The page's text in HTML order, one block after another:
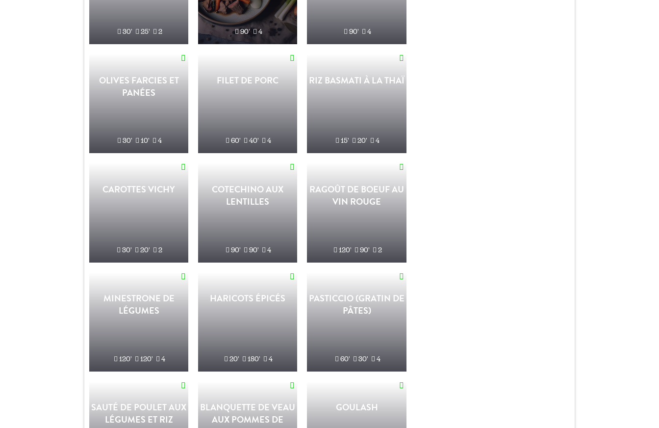
30' 25' 2 90' 4 90' 4
OLIVES FARCIES ET
PANÉES
30' 10' 4
FILET DE PORC
60' 40' 4
RIZ BASMATI À LA THAÏ
15' 20' 4
CAROTTES VICHY
30' 20' 2
COTECHINO AUX
LENTILLES
90' 90' 4
RAGOÛT DE BOEUF AU
VIN ROUGE
120' 90' 2
MINESTRONE DE
LÉGUMES
120' 120' 4
HARICOTS ÉPICÉS
20' 180' 4
PASTICCIO (GRATIN DE
PÂTES)
60' 30' 4
SAUTÉ DE POULET AUX
LÉGUMES ET RIZ
BLANQUETTE DE VEAU
AUX POMMES DE
GOULASH